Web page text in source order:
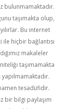
bulunmamaktadır.
taşımakta olup,
Bu internet
hiçbir bağlantısı
makaleler
taşımamakta
tesadüfidir.
bir bilgi paylaşım